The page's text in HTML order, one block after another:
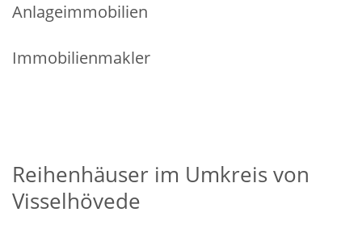
Anlageimmobilien
Immobilienmakler
Reihenhäuser im Umkreis von
Visselhövede